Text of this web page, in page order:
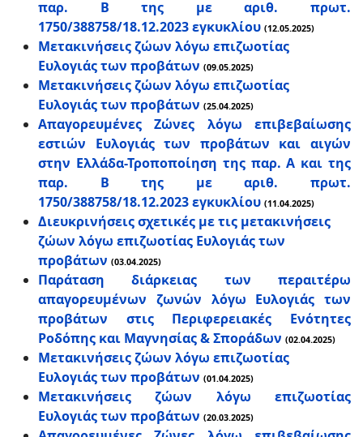
παρ. Β της με αριθ. πρωτ.
1750/388758/18.12.2023 εγκυκλίου (12.05.2025)
Μετακινήσεις ζώων λόγω επιζωοτίας
Ευλογιάς των προβάτων (09.05.2025)
Μετακινήσεις ζώων λόγω επιζωοτίας
Ευλογιάς των προβάτων (25.04.2025)
Απαγορευμένες Ζώνες λόγω επιβεβαίωσης
εστιών Ευλογιάς των προβάτων και αιγών
στην Ελλάδα-Τροποποίηση της παρ. Α και της
παρ. Β της με αριθ. πρωτ.
1750/388758/18.12.2023 εγκυκλίου (11.04.2025)
Διευκρινήσεις σχετικές με τις μετακινήσεις
ζώων λόγω επιζωοτίας Ευλογιάς των
προβάτων (03.04.2025)
Παράταση διάρκειας των περαιτέρω
απαγορευμένων ζωνών λόγω Ευλογιάς των
προβάτων στις Περιφερειακές Ενότητες
Ροδόπης και Μαγνησίας & Σποράδων (02.04.2025)
Μετακινήσεις ζώων λόγω επιζωοτίας
Ευλογιάς των προβάτων (01.04.2025)
Μετακινήσεις ζώων λόγω επιζωοτίας
Ευλογιάς των προβάτων (20.03.2025)